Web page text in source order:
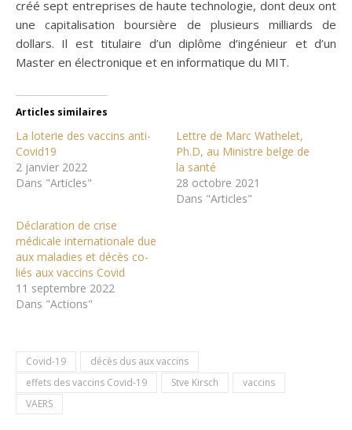
créé sept entreprises de haute technologie, dont deux ont
une capitalisation boursière de plusieurs milliards de
dollars. Il est titulaire d’un diplôme d’ingénieur et d’un
Master en électronique et en informatique du MIT.
Articles similaires
La loterie des vaccins anti-
Covid19
2 janvier 2022
Dans "Articles"
Lettre de Marc Wathelet,
Ph.D, au Ministre belge de
la santé
28 octobre 2021
Dans "Articles"
Déclaration de crise
médicale internationale due
aux maladies et décès co-
liés aux vaccins Covid
11 septembre 2022
Dans "Actions"
Covid-19
décès dus aux vaccins
effets des vaccins Covid-19
Stve Kirsch
vaccins
VAERS